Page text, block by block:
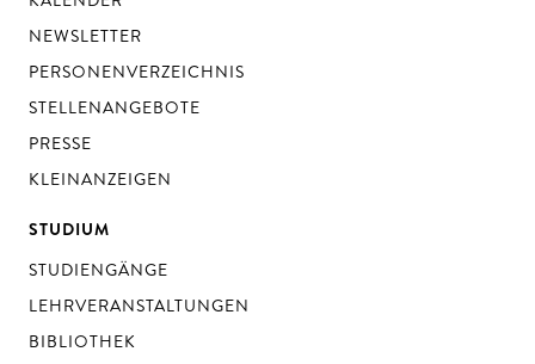
NEWSLETTER
PERSONENVERZEICHNIS
STELLENANGEBOTE
PRESSE
KLEINANZEIGEN
STUDIUM
STUDIENGÄNGE
LEHRVERANSTALTUNGEN
BIBLIOTHEK